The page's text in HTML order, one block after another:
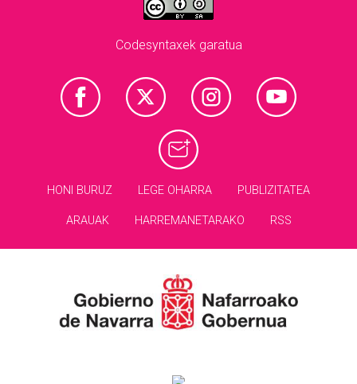
Codesyntaxek garatua
HONI BURUZ LEGE OHARRA PUBLIZITATEA
ARAUAK HARREMANETARAKO RSS